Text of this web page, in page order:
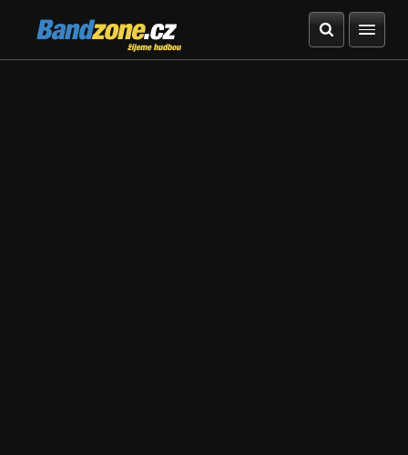
Bandzone.cz
žijeme hudbou